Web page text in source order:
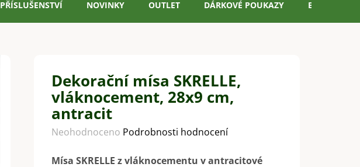
PŘÍSLUŠENSTVÍ NOVINKY OUTLET DÁRKOVÉ POUKAZY BLOG
Dekorační mísa SKRELLE,
vláknocement, 28x9 cm,
antracit
Průměrné
produktu
Neohodnoceno Podrobnosti hodnocení
Mísa SKRELLE z vláknocementu v antracitové